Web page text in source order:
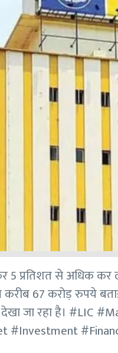
5 प्रतिशत से अधिक
67 करोड़ रुपये
जा रहा है। #LIC
#Investment